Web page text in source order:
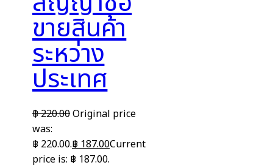
ขายสินค้า
ระหว่าง
ประเทศ
฿220.00Original price
was:
฿ 220.00.฿187.00Current
price is: ฿ 187.00.